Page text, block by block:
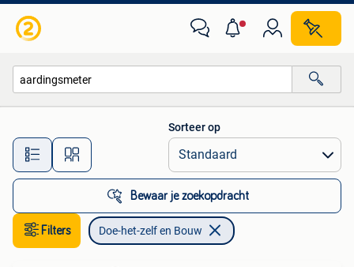
Alle afstanden…
Sorteer op
Bewaar je zoekopdracht
Filters Doe-het-zelf en Bouw